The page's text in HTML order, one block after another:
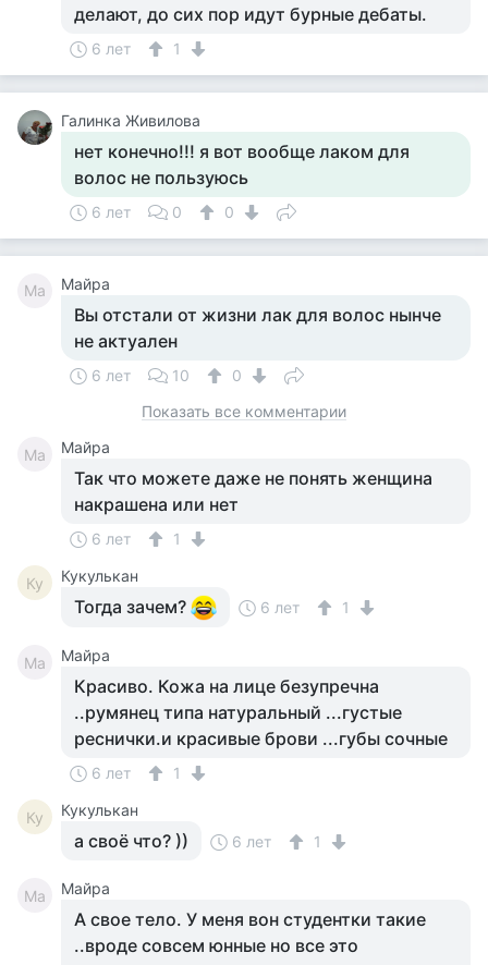
делают, до сих пор идут бурные дебаты.
6 лет 1
Галинка Живилова
нет конечно!!! я вот вообще лаком для
волос не пользуюсь
6 лет 0 0
Ма Майра
Вы отстали от жизни лак для волос нынче
не актуален
6 лет 10
0
Показать все комментарии
Ма Майра
Так что можете даже не понять женщина
накрашена или нет
6 лет 1
Ку Кукулькан
Тогда зачем? 6 лет 1
Ма Майра
Красиво. Кожа на лице безупречна
..румянец типа натуральный ...густые
реснички.и красивые брови ...губы сочные
6 лет 1
Ку Кукулькан
а своё что? )) 6 лет 1
Ма Майра
А свое тело. У меня вон студентки такие
..вроде совсем юнные но все это